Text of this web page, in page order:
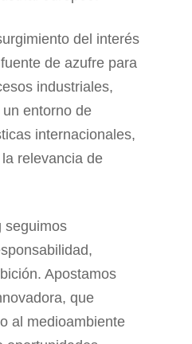
del interés
de azufre para
industriales,
entorno de
internacionales,
relevancia de
seguimos
Apostamos
que
al medioambiente